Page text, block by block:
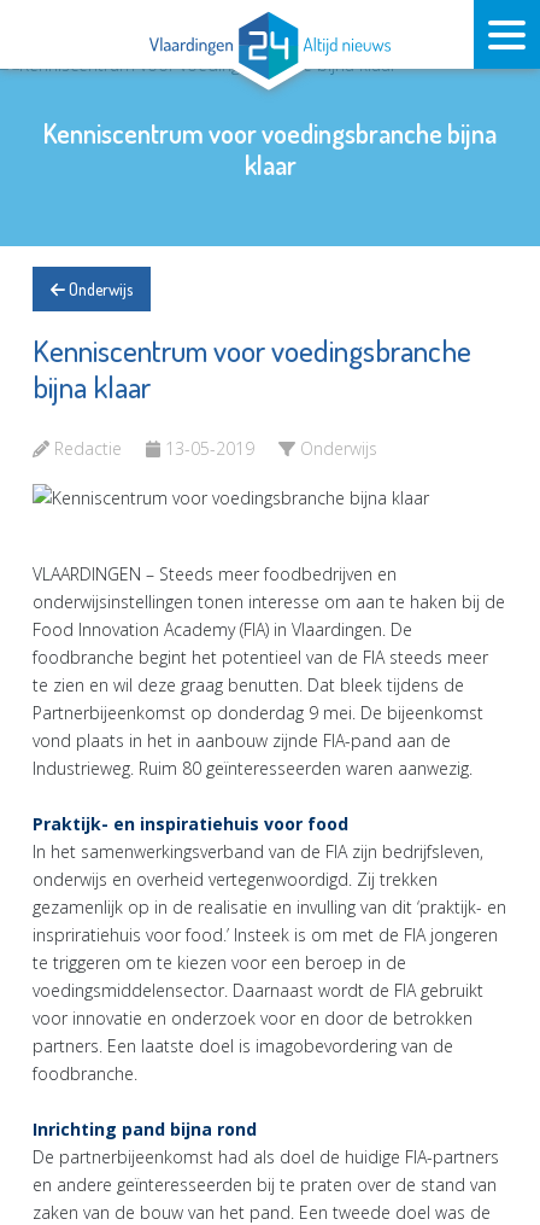
Kenniscentrum voor voedingsbranche bijna
klaar
Onderwijs
Kenniscentrum voor voedingsbranche
bijna klaar
Redactie 13-05-2019 Onderwijs
VLAARDINGEN – Steeds meer foodbedrijven en
onderwijsinstellingen tonen interesse om aan te haken bij de
Food Innovation Academy (FIA) in Vlaardingen. De
foodbranche begint het potentieel van de FIA steeds meer
te zien en wil deze graag benutten. Dat bleek tijdens de
Partnerbijeenkomst op donderdag 9 mei. De bijeenkomst
vond plaats in het in aanbouw zijnde FIA-pand aan de
Industrieweg. Ruim 80 geïnteresseerden waren aanwezig.
Praktijk- en inspiratiehuis voor food
In het samenwerkingsverband van de FIA zijn bedrijfsleven,
onderwijs en overheid vertegenwoordigd. Zij trekken
gezamenlijk op in de realisatie en invulling van dit ‘praktijk- en
inspriratiehuis voor food.’ Insteek is om met de FIA jongeren
te triggeren om te kiezen voor een beroep in de
voedingsmiddelensector. Daarnaast wordt de FIA gebruikt
voor innovatie en onderzoek voor en door de betrokken
partners. Een laatste doel is imagobevordering van de
foodbranche.
Inrichting pand bijna rond
De partnerbijeenkomst had als doel de huidige FIA-partners
en andere geïnteresseerden bij te praten over de stand van
zaken van de bouw van het pand. Een tweede doel was de